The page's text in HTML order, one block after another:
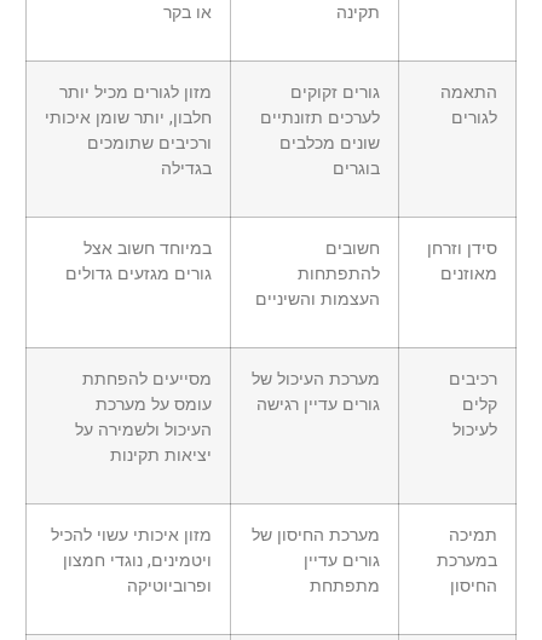
תקינה
או בקר
התאמה
לגורים
גורים זקוקים
לערכים תזונתיים
שונים מכלבים
בוגרים
מזון לגורים מכיל יותר
חלבון, יותר שומן איכותי
ורכיבים שתומכים
בגדילה
סידן וזרחן
מאוזנים
חשובים
להתפתחות
העצמות והשיניים
במיוחד חשוב אצל
גורים מגזעים גדולים
רכיבים
קלים
לעיכול
מערכת העיכול של
גורים עדיין רגישה
מסייעים להפחתת
עומס על מערכת
העיכול ולשמירה על
יציאות תקינות
תמיכה
במערכת
החיסון
מערכת החיסון של
גורים עדיין
מתפתחת
מזון איכותי עשוי להכיל
ויטמינים, נוגדי חמצון
ופרוביוטיקה